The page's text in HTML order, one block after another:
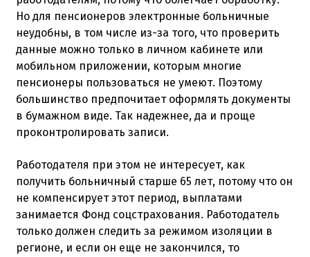
Но для пенсионеров электронные больничные
неудобны, в том числе из-за того, что проверить
данные можно только в личном кабинете или
мобильном приложении, которым многие
пенсионеры пользоваться не умеют. Поэтому
большинство предпочитает оформлять документы
в бумажном виде. Так надежнее, да и проще
проконтролировать записи.
Работодателя при этом не интересует, как
получить больничный старше 65 лет, потому что он
не компенсирует этот период, выплатами
занимается Фонд соцстрахования. Работодатель
только должен следить за режимом изоляции в
регионе, и если он еще не закончился, то